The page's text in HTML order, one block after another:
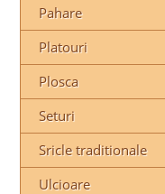
Pahare
Platouri
Plosca
Seturi
Sricle traditionale
Ulcioare